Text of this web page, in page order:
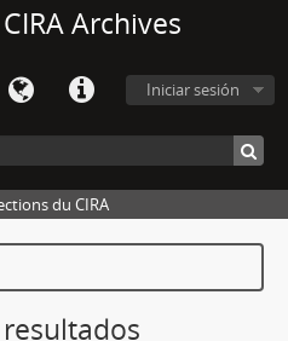
CIRA Archives
Iniciar sesión
du CIRA